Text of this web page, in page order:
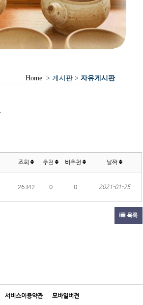
Home > 게시판 > 자유게시판
조회 추천 비추천 날짜
26342 0 0 2021-01-25
목록
서비스이용약관 모바일버전